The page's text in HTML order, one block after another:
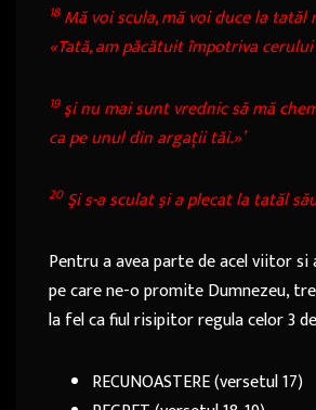
18 Mă voi scula, mă voi duce la tatăl
«Tată, am păcătuit împotriva
19 şi nu mai sunt vrednic să mă
ca pe unul din argaţii tăi.»’
20 Şi s-a sculat şi a plecat la tatăl
Pentru a avea parte de acel viitor si
pe care ne-o promite Dumnezeu,
la fel ca fiul risipitor regula celor 3 de
RECUNOASTERE (versetul 17)